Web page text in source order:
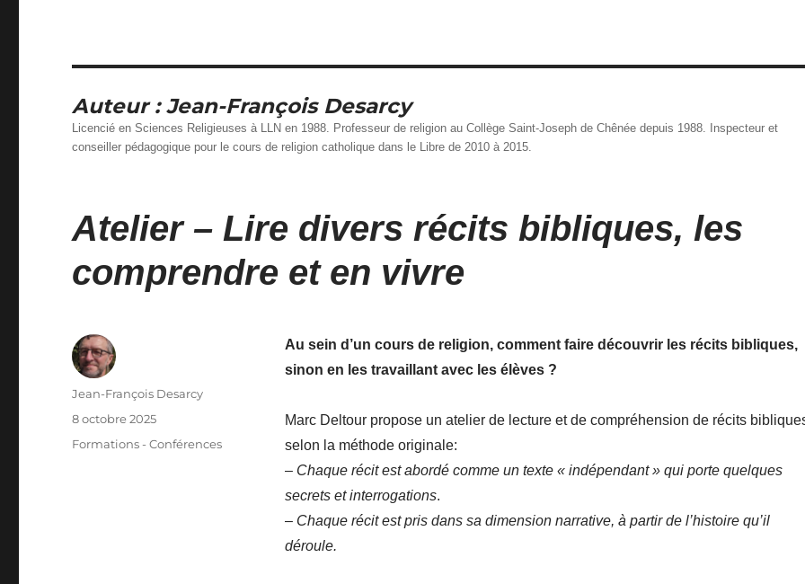
Auteur :Jean-François Desarcy
Licencié en Sciences Religieuses à LLN en 1988. Professeur de religion au Collège Saint-Joseph de Chênée depuis 1988. Inspecteur et
conseiller pédagogique pour le cours de religion catholique dans le Libre de 2010 à 2015.
Atelier – Lire divers récits bibliques, les
comprendre et en vivre
Au sein d’un cours de religion, comment faire découvrir les récits bibliques,
sinon en les travaillant avec les élèves ?
Marc Deltour propose un atelier de lecture et de compréhension de récits
selon la méthode originale:
– Chaque récit est abordé comme un texte « indépendant » qui porte quelques
secrets et interrogations.
– Chaque récit est pris dans sa dimension narrative, à partir de l’histoire qu’il
déroule.
Auteur
Jean-François Desarcy
Publié
8 octobre 2025
Catégories
Formations - Conférences